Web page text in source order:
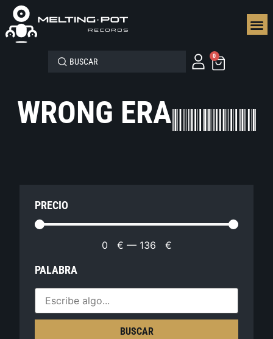
0
WRONG ERA
PRECIO
0 € — 136 €
PALABRA
BUSCAR